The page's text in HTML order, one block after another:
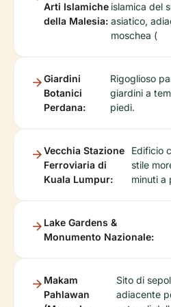
Arti Islamiche
della Malesia:
islamica del
asiatico,
moschea (
Giardini
Botanici
Perdana:
Rigoglioso
giardini a
piedi.
Vecchia Stazione
Ferroviaria di
Kuala Lumpur:
Edificio
stile
minuti a
Lake Gardens &
Monumento Nazionale:
Makam
Pahlawan
Sito di
adiacente